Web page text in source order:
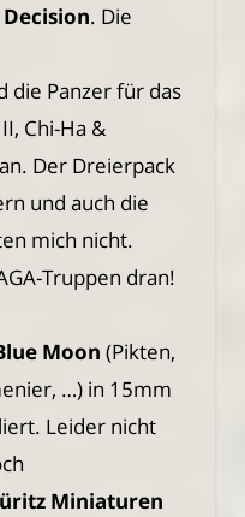
. Die
die Panzer für das
Chi-Ha &
Der Dreierpack
und auch die
mich nicht.
Truppen dran!
Moon (Pikten,
…) in 15mm
Leider nicht
Miniaturen